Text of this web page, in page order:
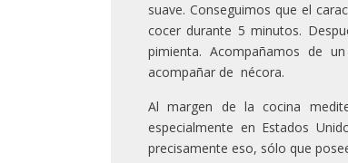
suave. Conseguimos que el
cocer durante 5 minutos.
pimienta. Acompañamos de
acompañar de nécora.
Al margen de la cocina
especialmente en Estados
precisamente eso, sólo que